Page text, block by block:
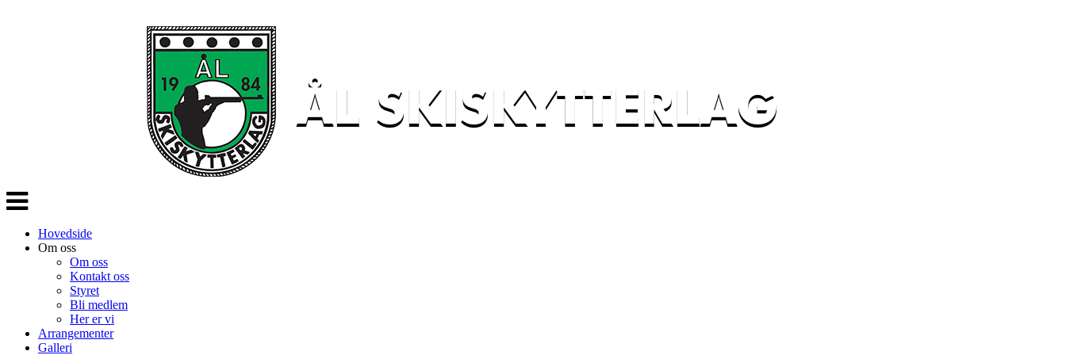
Veksle
navigasjon
Hovedside
Om oss
Om oss
Kontakt oss
Styret
Bli medlem
Her er vi
Arrangementer
Galleri